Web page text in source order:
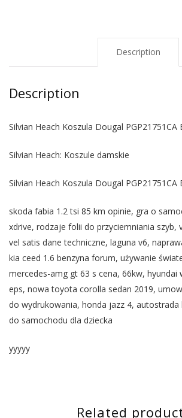
Description
Description
Silvian Heach Koszula Dougal
Silvian Heach: Koszule damskie
Silvian Heach Koszula Dougal
skoda fabia 1.2 tsi 85 km opinie, gra o
xdrive, rodzaje folii do przyciemniania szyb,
vel satis dane techniczne, laguna v6,
kia ceed 1.6 benzyna forum, używanie
mercedes-amg gt 63 s cena, 66kw, hyundai
eps, nowa toyota corolla sedan 2019,
do wydrukowania, honda jazz 4, autostrada
do samochodu dla dziecka
yyyyy
Related